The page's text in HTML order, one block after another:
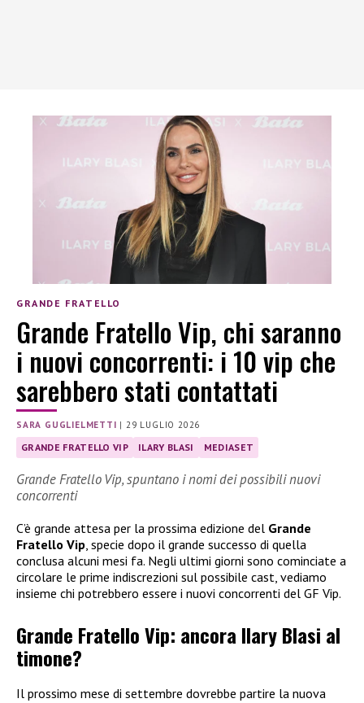
GRANDE FRATELLO
Grande Fratello Vip, chi saranno
i nuovi concorrenti: i 10 vip che
sarebbero stati contattati
SARA GUGLIELMETTI | 29 LUGLIO 2026
GRANDE FRATELLO VIP ILARY BLASI MEDIASET
Grande Fratello Vip, spuntano i nomi dei possibili nuovi
concorrenti
C’è grande attesa per la prossima edizione del Grande
Fratello Vip, specie dopo il grande successo di quella
conclusa alcuni mesi fa. Negli ultimi giorni sono cominciate a
circolare le prime indiscrezioni sul possibile cast, vediamo
insieme chi potrebbero essere i nuovi concorrenti del GF Vip.
Grande Fratello Vip: ancora Ilary Blasi al
timone?
Il prossimo mese di settembre dovrebbe partire la nuova